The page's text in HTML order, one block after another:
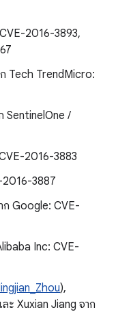
2016-3893,
ก Tech TrendMicro:
SentinelOne /
2016-3883
3887
ก Google: CVE-
Inc: CVE-
),
ะ Xuxian Jiang จาก